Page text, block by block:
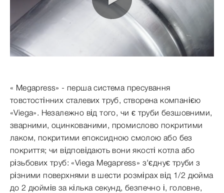
0:00 / 3:47
« Megapress» - перша система пресування
товстостінних сталевих труб, створена компанією
«Viega». Незалежно від того, чи є труби безшовними,
зварними, оцинкованими, промислово покритими
лаком, покритими епоксидною смолою або без
покриття; чи відповідають вони якості котла або
різьбових труб: «Viega Megapress» з'єднує труби з
різними поверхнями в шести розмірах від 1/2 дюйма
до 2 дюймів за кілька секунд, безпечно і, головне,